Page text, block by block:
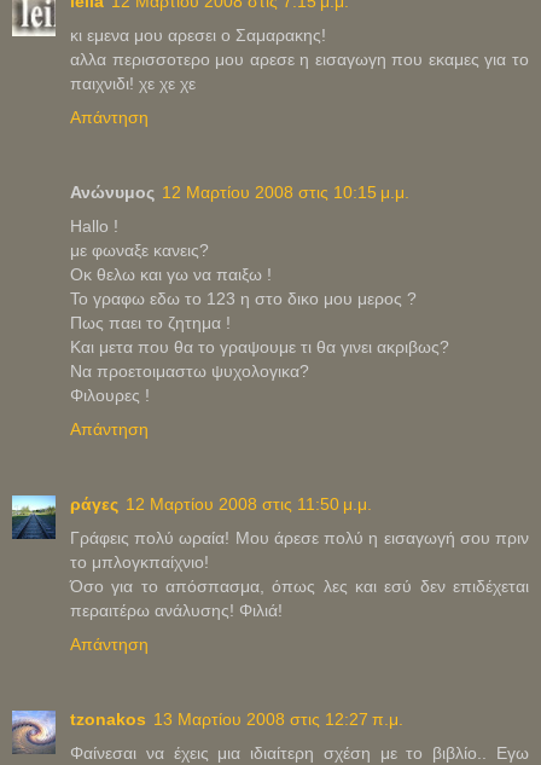
κι εμενα μου αρεσει ο Σαμαρακης!
αλλα περισσοτερο μου αρεσε η εισαγωγη που εκαμες για το
παιχνιδι! χε χε χε
Απάντηση
Ανώνυμος 12 Μαρτίου 2008 στις 10:15 μ.μ.
Hallo !
με φωναξε κανεις?
Οκ θελω και γω να παιξω !
Το γραφω εδω το 123 η στο δικο μου μερος ?
Πως παει το ζητημα !
Και μετα που θα το γραψουμε τι θα γινει ακριβως?
Να προετοιμαστω ψυχολογικα?
Φιλουρες !
Απάντηση
ράγες 12 Μαρτίου 2008 στις 11:50 μ.μ.
Γράφεις πολύ ωραία! Μου άρεσε πολύ η εισαγωγή σου πριν
το μπλογκπαίχνιο!
Όσο για το απόσπασμα, όπως λες και εσύ δεν επιδέχεται
περαιτέρω ανάλυσης! Φιλιά!
Απάντηση
tzonakos 13 Μαρτίου 2008 στις 12:27 π.μ.
Φαίνεσαι να έχεις μια ιδιαίτερη σχέση με το βιβλίο.. Εγω